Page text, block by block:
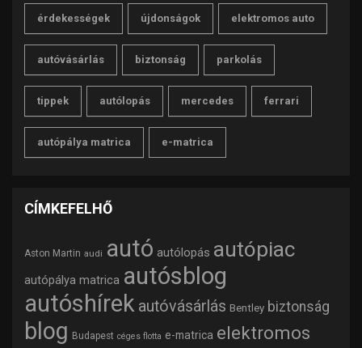
érdekességek újdonságok elektromos auto
autóvásárlás biztonság parkolás
tippek autólopás mercedes ferrari
autópálya matrica e-matrica
CÍMKEFELHŐ
Aston Martin audi autó autólopás autópiac
autópálya matrica autósblog
autóshírek autóvásárlás Bentley biztonság
blog Budapest céges flotta e-matrica elektromos